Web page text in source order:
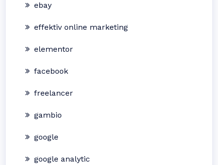
ebay
effektiv online marketing
elementor
facebook
freelancer
gambio
google
google analytic